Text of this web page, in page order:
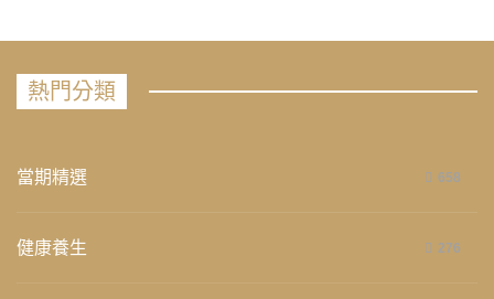
熱門分類
當期精選 658
健康養生 276